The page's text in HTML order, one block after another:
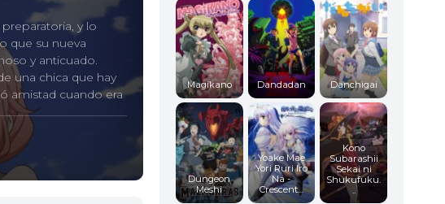
y lo
que su nueva
y anticuado.
una chica que hay
amistad cuando era
Magikano Dandadan Danchigai
Dungeon
Meshi
Yoake Mae
Yori Ruri Iro
Na -
Crescent...
Kono
Subarashii
Sekai ni
Shukufuku.
..